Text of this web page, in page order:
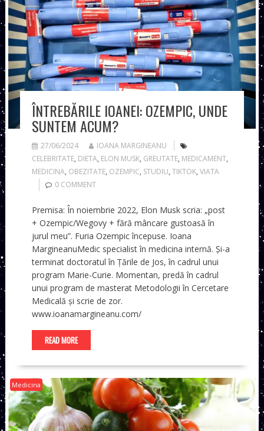
ÎNTREBĂRILE IOANEI: OZEMPIC, UNDE
SUNTEM ACUM?
27/06/2024
IOANA MARGINEANU
CELEBRITATE, DIETA, ELON MUSK, GREUTATE, MEDICAMENT,
MEDICINA, OBEZITATE, OZEMPIC, STUDIU, TIKTOK, VIATA
0 COMMENT
Premisa: În noiembrie 2022, Elon Musk scria: „post
+ Ozempic/Wegovy + fără mâncare gustoasă în
jurul meu”. Furia Ozempic începuse. Ioana
MargineanuMedic specialist în medicina internă. Și-a
terminat doctoratul în Țările de Jos, în cadrul unui
program Marie-Curie. Momentan, predă în cadrul
unui program de masterat Metodologii în Cercetare
Medicală și scrie de zor.
www.ioanamargineanu.com/
READ MORE
Medicina